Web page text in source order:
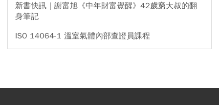
新書快訊｜謝富旭《中年財富覺醒》42歲窮大叔的翻
身筆記
ISO 14064-1 溫室氣體內部查證員課程